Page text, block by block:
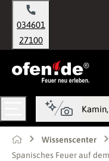
springen
034601
27100
Wissenscenter
Spanisches Feuer auf